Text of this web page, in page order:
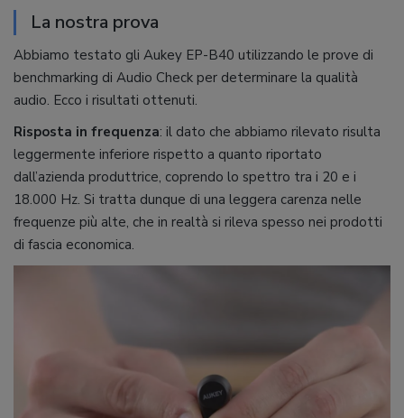
La nostra prova
Abbiamo testato gli Aukey EP-B40 utilizzando le prove di
benchmarking di Audio Check per determinare la qualità
audio. Ecco i risultati ottenuti.
Risposta in frequenza: il dato che abbiamo rilevato risulta
leggermente inferiore rispetto a quanto riportato
dall’azienda produttrice, coprendo lo spettro tra i 20 e i
18.000 Hz. Si tratta dunque di una leggera carenza nelle
frequenze più alte, che in realtà si rileva spesso nei prodotti
di fascia economica.